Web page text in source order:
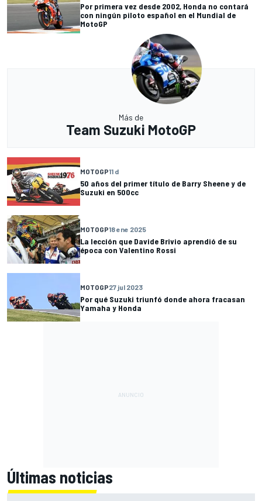
Por primera vez desde 2002, Honda no contará
con ningún piloto español en el Mundial de
MotoGP
Más de
Team Suzuki MotoGP
MOTOGP11 d
50 años del primer título de Barry Sheene y de
Suzuki en 500cc
MOTOGP18 ene 2025
La lección que Davide Brivio aprendió de su
época con Valentino Rossi
MOTOGP27 jul 2023
Por qué Suzuki triunfó donde ahora fracasan
Yamaha y Honda
Últimas noticias